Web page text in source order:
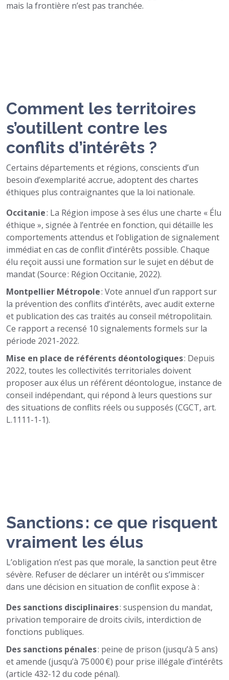
mais la frontière n’est pas tranchée.
Comment les territoires
s’outillent contre les
conflits d’intérêts ?
Certains départements et régions, conscients d’un
besoin d’exemplarité accrue, adoptent des chartes
éthiques plus contraignantes que la loi nationale.
Occitanie: La Région impose à ses élus une charte « Élu
éthique », signée à l’entrée en fonction, qui détaille les
comportements attendus et l’obligation de signalement
immédiat en cas de conflit d’intérêts possible. Chaque
élu reçoit aussi une formation sur le sujet en début de
mandat (Source : Région Occitanie, 2022).
Montpellier Métropole: Vote annuel d’un rapport sur
la prévention des conflits d’intérêts, avec audit externe
et publication des cas traités au conseil métropolitain.
Ce rapport a recensé 10 signalements formels sur la
période 2021-2022.
Mise en place de référents déontologiques: Depuis
2022, toutes les collectivités territoriales doivent
proposer aux élus un référent déontologue, instance de
conseil indépendant, qui répond à leurs questions sur
des situations de conflits réels ou supposés (CGCT, art.
L.1111-1-1).
Sanctions : ce que risquent
vraiment les élus
L’obligation n’est pas que morale, la sanction peut être
sévère. Refuser de déclarer un intérêt ou s’immiscer
dans une décision en situation de conflit expose à :
Des sanctions disciplinaires: suspension du mandat,
privation temporaire de droits civils, interdiction de
fonctions publiques.
Des sanctions pénales: peine de prison (jusqu’à 5 ans)
et amende (jusqu’à 75 000 €) pour prise illégale d’intérêts
(article 432-12 du code pénal).